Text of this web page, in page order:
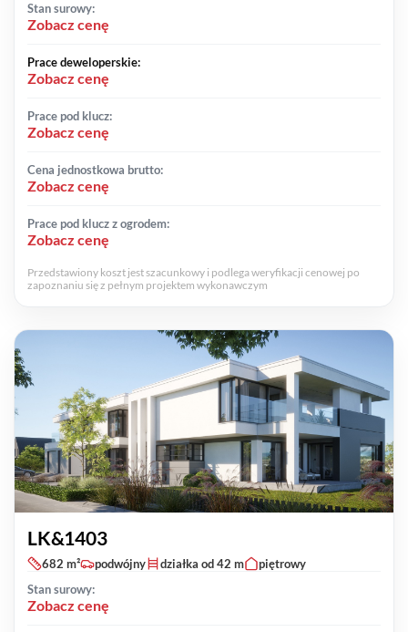
Stan surowy:
Zobacz cenę
Prace deweloperskie:
Zobacz cenę
Prace pod klucz:
Zobacz cenę
Cena jednostkowa brutto:
Zobacz cenę
Prace pod klucz z ogrodem:
Zobacz cenę
Przedstawiony koszt jest szacunkowy i podlega weryfikacji cenowej po
zapoznaniu się z pełnym projektem wykonawczym
LK&1403
682 m² podwójny działka od 42 m
piętrowy
Stan surowy:
Zobacz cenę